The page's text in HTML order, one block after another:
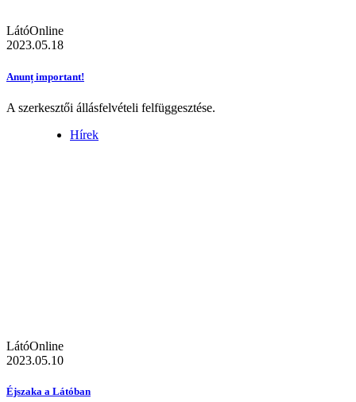
LátóOnline
2023.05.18
Anunț important!
A szerkesztői állásfelvételi felfüggesztése.
Hírek
LátóOnline
2023.05.10
Éjszaka a Látóban